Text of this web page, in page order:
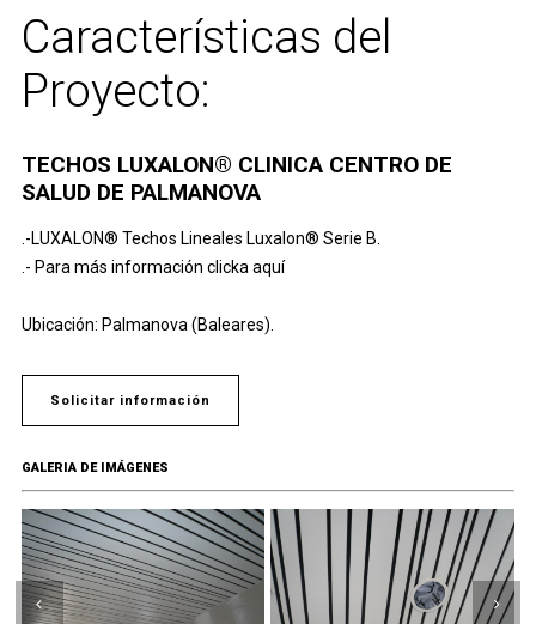
Características del
Proyecto:
TECHOS LUXALON® CLINICA CENTRO DE
SALUD DE PALMANOVA
.-LUXALON® Techos Lineales Luxalon® Serie B.
.- Para más información clicka aquí
Ubicación: Palmanova (Baleares).
Solicitar información
GALERIA DE IMÁGENES